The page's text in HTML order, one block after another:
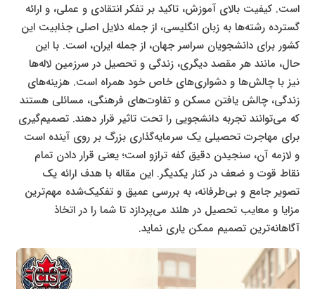
است. کیفیت بالای آموزش، تاکید بر تفکر انتقادی و عملی، و ارائه
گسترده رشته‌ها به زبان انگلیسی، از جمله دلایل اصلی جذابیت این
کشور برای دانشجویان سراسر جهان، از جمله ایران، است. با این
حال، مانند هر مقصد دیگری، زندگی و تحصیل در سرزمین لاله‌ها
نیز با چالش‌ها و دشواری‌های خاص خود همراه است. هزینه‌های
زندگی، چالش یافتن مسکن و تفاوت‌های فرهنگی، مسائلی هستند
که می‌توانند تجربه دانشجویی را تحت تاثیر قرار دهند. تصمیم‌گیری
برای مهاجرت تحصیلی یک سرمایه‌گذاری بزرگ بر روی آینده است
و لازمه آن، سنجیدن دقیق کفه ترازو است؛ یعنی قرار دادن تمام
نقاط قوت و ضعف در کنار یکدیگر. این مقاله با هدف ارائه یک
تصویر جامع و بی‌طرفانه، به بررسی عمیق و تفکیک‌شده مهم‌ترین
مزایا و معایب تحصیل در هلند می‌پردازد تا شما را در اتخاذ
آگاهانه‌ترین تصمیم ممکن یاری نماید.